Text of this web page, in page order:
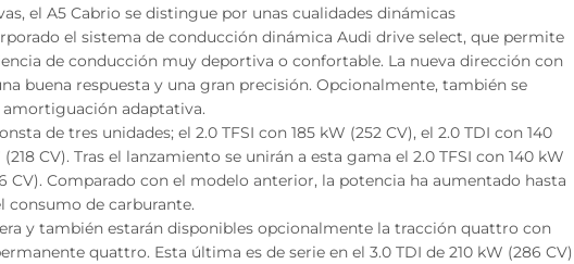
el A5 Cabrio se distingue por unas cualidades dinámicas
el sistema de conducción dinámica Audi drive select, que permite
de conducción muy deportiva o confortable. La nueva dirección con
buena respuesta y una gran precisión. Opcionalmente, también se
adaptativa.
de tres unidades; el 2.0 TFSI con 185 kW (252 CV), el 2.0 TDI con 140
CV). Tras el lanzamiento se unirán a esta gama el 2.0 TFSI con 140 kW
CV). Comparado con el modelo anterior, la potencia ha aumentado hasta
consumo de carburante.
y también estarán disponibles opcionalmente la tracción quattro con
quattro. Esta última es de serie en el 3.0 TDI de 210 kW (286 CV)